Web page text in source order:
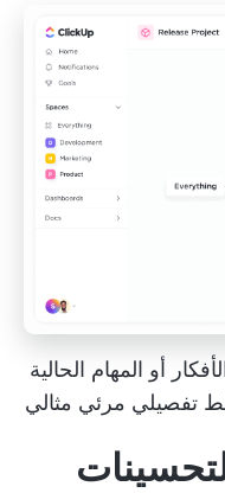
أو المهام الحالية